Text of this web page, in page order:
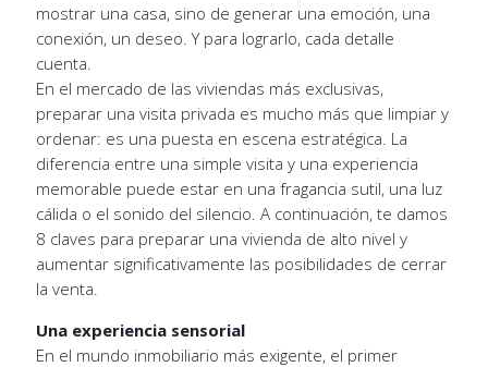
mostrar una casa, sino de generar una emoción, una
conexión, un deseo. Y para lograrlo, cada detalle
cuenta.
En el mercado de las viviendas más exclusivas,
preparar una visita privada es mucho más que limpiar y
ordenar: es una puesta en escena estratégica. La
diferencia entre una simple visita y una experiencia
memorable puede estar en una fragancia sutil, una luz
cálida o el sonido del silencio. A continuación, te damos
8 claves para preparar una vivienda de alto nivel y
aumentar significativamente las posibilidades de cerrar
la venta.
Una experiencia sensorial
En el mundo inmobiliario más exigente, el primer